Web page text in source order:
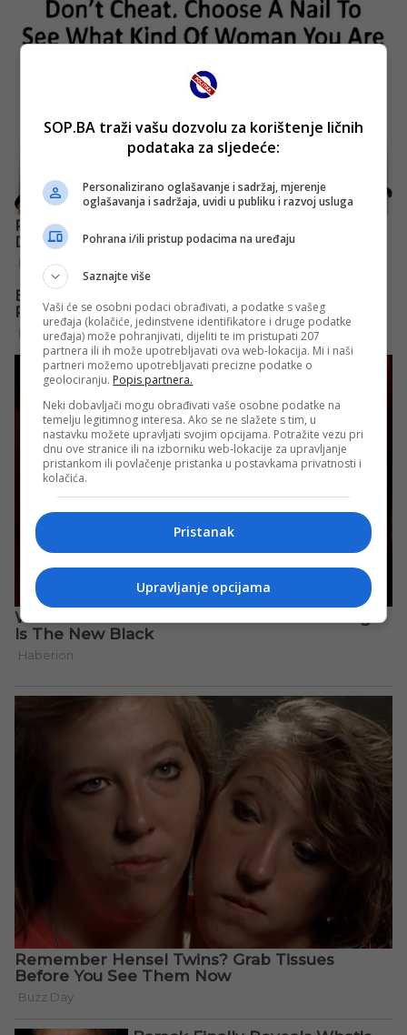
SOP.BA traži vašu dozvolu za korištenje ličnih
podataka za sljedeće:
Personalizirano oglašavanje i sadržaj, mjerenje
oglašavanja i sadržaja, uvidi u publiku i razvoj usluga
Pohrana i/ili pristup podacima na uređaju
Saznajte više
Vaši će se osobni podaci obrađivati, a podatke s vašeg
uređaja (kolačiće, jedinstvene identifikatore i druge podatke
uređaja) može pohranjivati, dijeliti te im pristupati 207
partnera ili ih može upotrebljavati ova web-lokacija. Mi i naši
partneri možemo upotrebljavati precizne podatke o
geolociranju. Popis partnera.
Neki dobavljači mogu obrađivati vaše osobne podatke na
temelju legitimnog interesa. Ako se ne slažete s tim, u
nastavku možete upravljati svojim opcijama. Potražite vezu pri
dnu ove stranice ili na izborniku web-lokacije za upravljanje
pristankom ili povlačenje pristanka u postavkama privatnosti i
kolačića.
Pristanak
Upravljanje opcijama